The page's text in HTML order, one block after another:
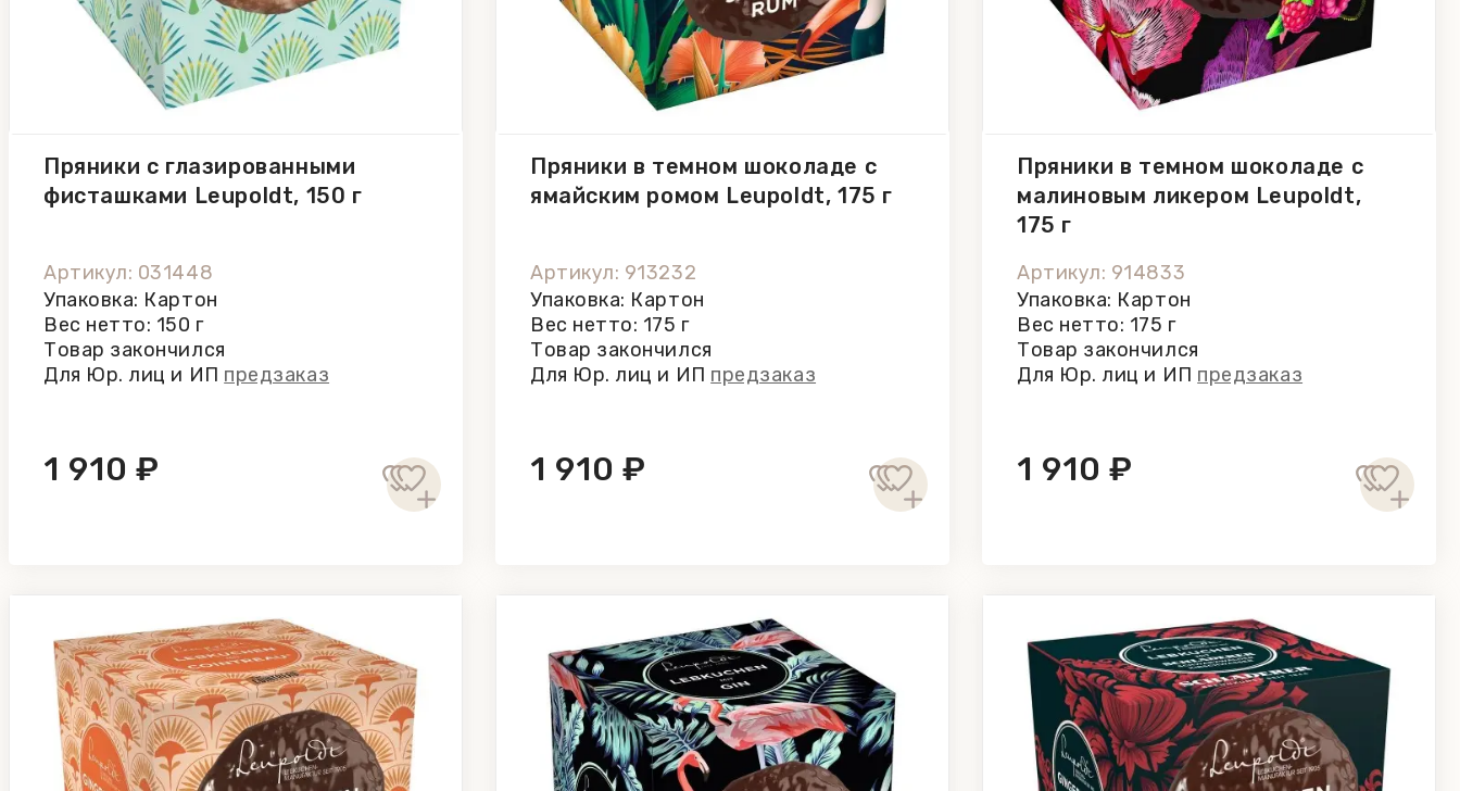
Пряники с глазированными
фисташками Leupoldt, 150 г
Артикул: 031448
Упаковка: Картон
Вес нетто: 150 г
Товар закончился
Для Юр. лиц и ИП предзаказ
1 910 ₽
Пряники в темном шоколаде с
ямайским ромом Leupoldt, 175 г
Артикул: 913232
Упаковка: Картон
Вес нетто: 175 г
Товар закончился
Для Юр. лиц и ИП предзаказ
1 910 ₽
Пряники в темном шоколаде с
малиновым ликером Leupoldt,
175 г
Артикул: 914833
Упаковка: Картон
Вес нетто: 175 г
Товар закончился
Для Юр. лиц и ИП предзаказ
1 910 ₽